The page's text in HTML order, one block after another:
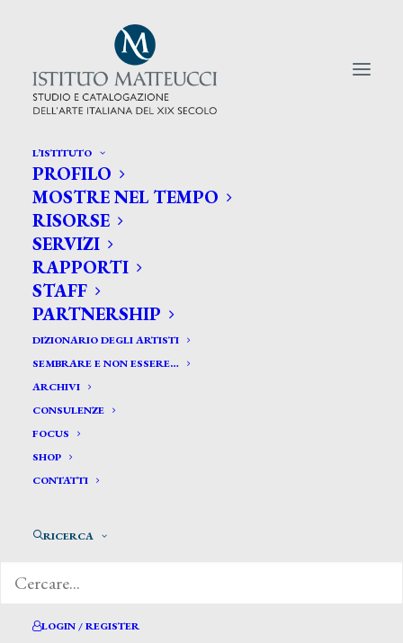
L’ISTITUTO
PROFILO
MOSTRE NEL TEMPO
RISORSE
SERVIZI
RAPPORTI
STAFF
PARTNERSHIP
DIZIONARIO DEGLI ARTISTI
SEMBRARE E NON ESSERE…
ARCHIVI
CONSULENZE
FOCUS
SHOP
CONTATTI
RICERCA
LOGIN / REGISTER
CERCA TRA GLI ARTISTI:
Search
for:
Coccetti Napoleone